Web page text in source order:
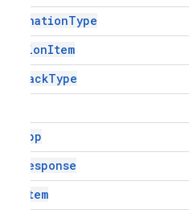
DestinationType
DurationItem
FeedbackType
App
Response
Item